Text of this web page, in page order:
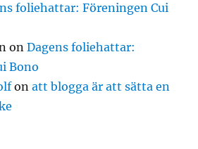
foliehattar: Föreningen Cui
onDagens foliehattar:
Bono
onatt blogga är att sätta en